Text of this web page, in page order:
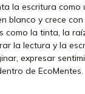
la escritura como
blanco y crece
como la tinta, la
la lectura y la
expresar
de EcoMentes.